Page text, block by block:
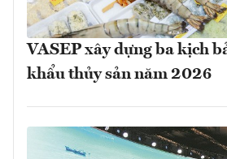
VASEP xây dựng ba kịch
khẩu thủy sản năm 2026